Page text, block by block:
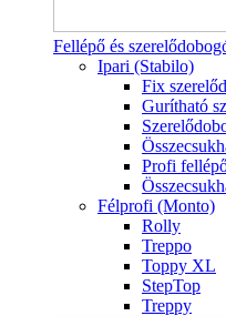
Fellépő és
Ipari (Stabilo)
Fix
Gurítható
Profi
Félprofi (Monto)
Rolly
Treppo
Toppy XL
StepTop
Treppy